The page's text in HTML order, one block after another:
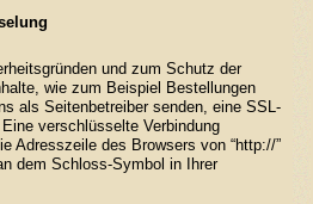
und zum Schutz der
wie zum Beispiel Bestellungen
als Seitenbetreiber senden, eine SSL-
verschlüsselte Verbindung
Adresszeile des Browsers von “http://”
dem Schloss-Symbol in Ihrer